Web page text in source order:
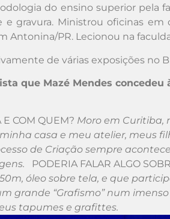
do ensino superior pela
gravura. Ministrou oficinas em
Antonina/PR. Lecionou na
de várias exposições no
que Mazé Mendes
COM QUEM? Moro em Curitiba,
casa e meu atelier, meus
de Criação sempre
PODERIA FALAR ALGO
óleo sobre tela, e que
grande “Grafismo” num
tapumes e grafittes.